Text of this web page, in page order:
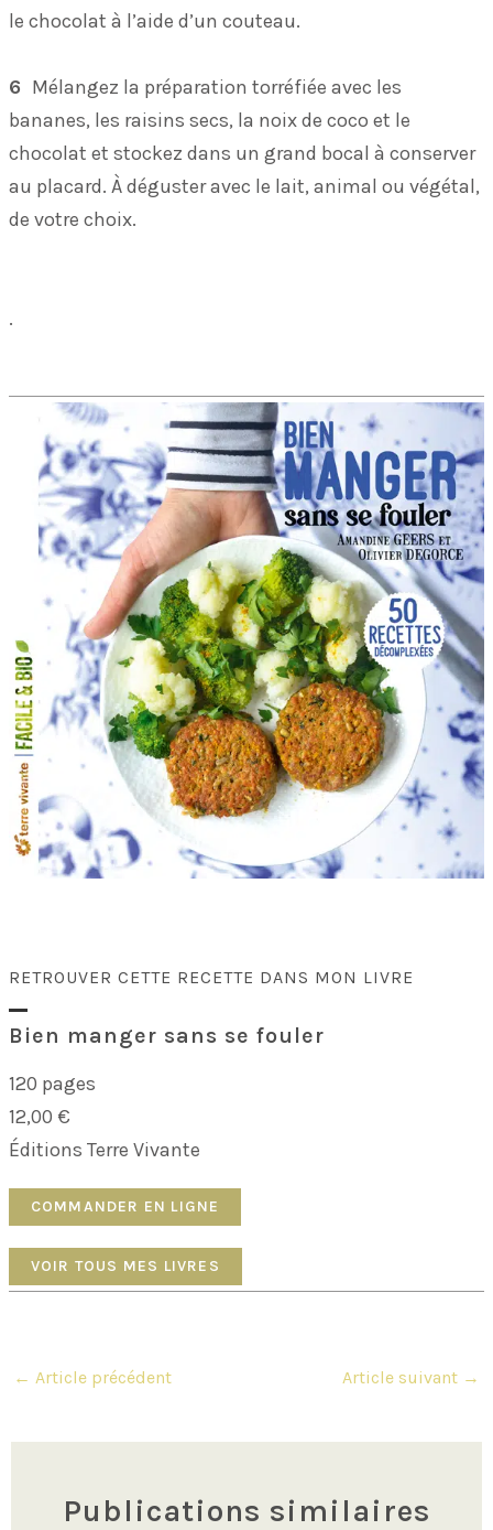
le chocolat à l’aide d’un couteau.
6 Mélangez la préparation torréfiée avec les
bananes, les raisins secs, la noix de coco et le
chocolat et stockez dans un grand bocal à conserver
au placard. À déguster avec le lait, animal ou végétal,
de votre choix.
.
RETROUVER CETTE RECETTE DANS MON LIVRE
Bien manger sans se fouler
120 pages
12,00 €
Éditions Terre Vivante
COMMANDER EN LIGNE
VOIR TOUS MES LIVRES
Navigation
articles
← Article précédent Article suivant →
Publications similaires